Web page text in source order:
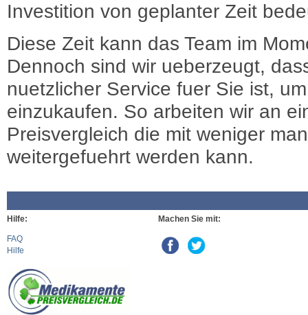
Investition von geplanter Zeit
Diese Zeit kann das Team im
Dennoch sind wir ueberzeugt,
nuetzlicher Service fuer Sie ist,
einzukaufen. So arbeiten wir an
Preisvergleich die mit weniger
weitergefuehrt werden kann.
Hilfe:
FAQ
Hilfe
Machen Sie mit: